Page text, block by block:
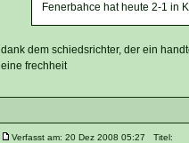
Fenerbahce hat heute 2-1 in
dank dem schiedsrichter, der ein
eine frechheit
Verfasst am: 20 Dez 2008 05:27 Titel: